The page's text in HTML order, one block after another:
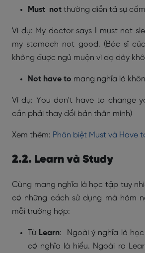
Must not thường diễn tả sự
Ví dụ: My doctor says I must not
my stomach not good. (Bác sĩ
không được ngủ muộn vì dạ dày
Not have to mang nghĩa là
Ví dụ: You don’t have to change
cần phải thay đổi bản thân mình)
Xem thêm: Phân biệt Must và Have
2.2. Learn và Study
Cùng mang nghĩa là học tập tuy
có những cách sử dụng mà hàm
mỗi trường hợp:
Từ Learn: Ngoài ý nghĩa là
có nghĩa là hiểu. Ngoài ra